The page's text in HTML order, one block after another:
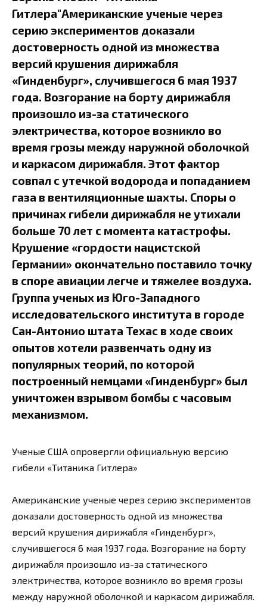
Гитлера"Американские ученые через
серию экспериментов доказали
достоверность одной из множества
версий крушения дирижабля
«Гинденбург», случившегося 6 мая 1937
года. Возгорание на борту дирижабля
произошло из-за статического
электричества, которое возникло во
время грозы между наружной оболочкой
и каркасом дирижабля. Этот фактор
совпал с утечкой водорода и попаданием
газа в вентиляционные шахты. Споры о
причинах гибели дирижабля не утихали
больше 70 лет с момента катастрофы.
Крушение «гордости нацистской
Германии» окончательно поставило точку
в споре авиации легче и тяжелее воздуха.
Группа ученых из Юго-Западного
исследовательского института в городе
Сан-Антонио штата Техас в ходе своих
опытов хотели развенчать одну из
популярных теорий, по которой
построенный немцами «Гинденбург» был
уничтожен взрывом бомбы с часовым
механизмом.
Ученые США опровергли официальную версию
гибели «Титаника Гитлера»
Американские ученые через серию экспериментов
доказали достоверность одной из множества
версий крушения дирижабля «Гинденбург»,
случившегося 6 мая 1937 года. Возгорание на борту
дирижабля произошло из-за статического
электричества, которое возникло во время грозы
между наружной оболочкой и каркасом дирижабля.